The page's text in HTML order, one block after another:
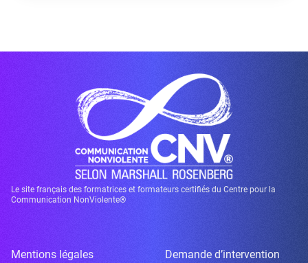
Le site français des formatrices et formateurs certifiés du Centre pour la
Communication NonViolente®
Mentions légales
Demande d’intervention